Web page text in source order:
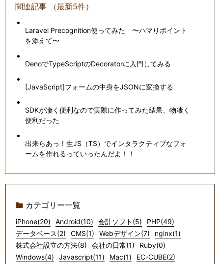
関連記事 （最新5件）
Laravel Precognition使ってみた 〜ハマりポイント
を添えて〜
DenoでTypeScriptのDecoratorに入門してみる
[JavaScript]フォームの中身をJSONに変換する
SDKが凄く便利なので実際に作ってみた結果、物凄く
便利だった
出来らあっ！生JS（TS）でインタラクティブなフォ
ームを作れるっていったんだよ！！
カテゴリー一覧
iPhone(20) Android(10) 会計ソフト(5)
PHP(49)
データベース(2)
CMS(1) Webデザイン(7)
nginx(1)
株式会社設立の方法(8)
会社の日常(1)
Ruby(0)
Windows(4)
Javascript(11) Mac(1)
EC-CUBE(2)